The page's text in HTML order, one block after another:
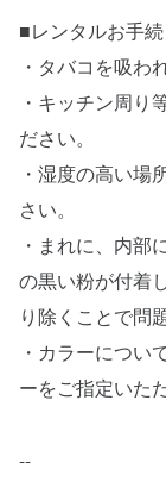
■レンタルお手
・タバコを吸わ
・キッチン周り
ださい。
・湿度の高い場
さい。
・まれに、内部
の黒い粉が付着
り除くことで問
・カラーについ
ーをご指定いた